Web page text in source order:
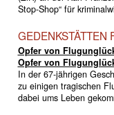
Stop-Shop“ für
GEDENKSTÄTTEN
Opfer von
Opfer von
In der 67-jährigen
zu einigen tragischen
dabei ums Leben